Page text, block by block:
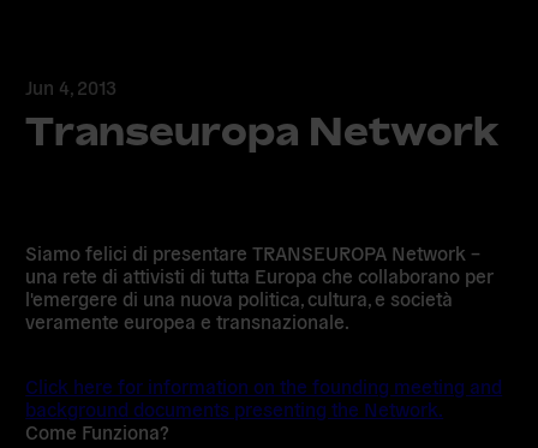
Jun 4, 2013
Transeuropa Network
Siamo felici di presentare TRANSEUROPA Network –
una rete di attivisti di tutta Europa che collaborano per
l'emergere di una nuova politica, cultura, e società
veramente europea e transnazionale.
Click here for information on the founding meeting and
background documents presenting the Network.
Come Funziona?